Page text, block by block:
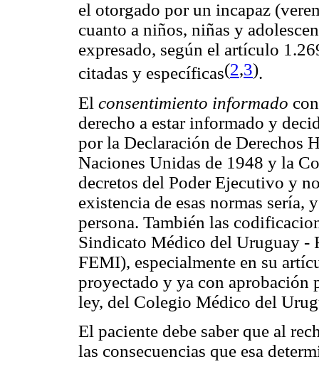
el otorgado por un incapaz
cuanto a niños, niñas y
expresado, según el artículo
citadas y específicas(2,3).
El consentimiento informado
derecho a estar informado y
por la Declaración de Derechos
Naciones Unidas de 1948 y la
decretos del Poder Ejecutivo y
existencia de esas normas sería,
persona. También las
Sindicato Médico del Uruguay -
FEMI), especialmente en su
proyectado y ya con aprobación
ley, del Colegio Médico del
El paciente debe saber que al
las consecuencias que esa